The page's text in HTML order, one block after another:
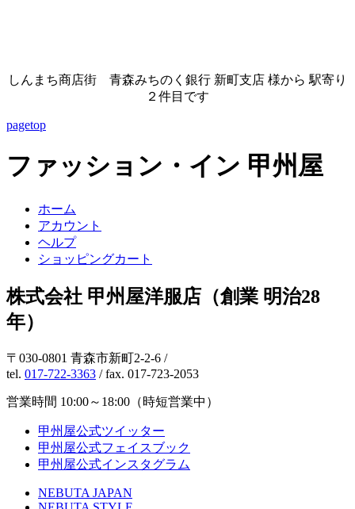
しんまち商店街 青森みちのく銀行 新町支店 様から 駅寄り
２件目です
pagetop
ファッション・イン 甲州屋
ホーム
アカウント
ヘルプ
ショッピングカート
株式会社 甲州屋洋服店（創業 明治28
年）
〒030-0801 青森市新町2-2-6 /
tel. 017-722-3363 / fax. 017-723-2053
営業時間 10:00～18:00（時短営業中）
甲州屋公式ツイッター
甲州屋公式フェイスブック
甲州屋公式インスタグラム
NEBUTA JAPAN